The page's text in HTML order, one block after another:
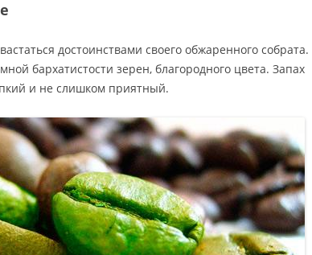
достоинствами своего обжаренного
бархатистости зерен, благородного цвета. Запах
и не слишком приятный.